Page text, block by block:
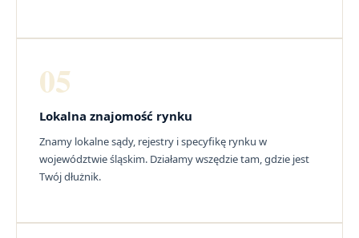
05
Lokalna znajomość rynku
Znamy lokalne sądy, rejestry i specyfikę rynku w
województwie śląskim. Działamy wszędzie tam, gdzie jest
Twój dłużnik.